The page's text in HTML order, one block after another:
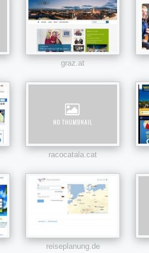
graz.at
racocatala.cat
reiseplanung.de